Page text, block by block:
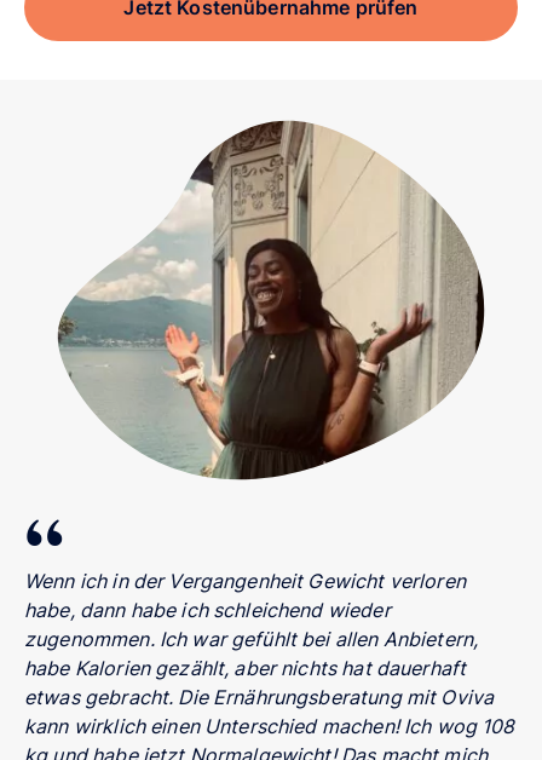
Jetzt Kostenübernahme prüfen
Wenn ich in der Vergangenheit Gewicht verloren
habe, dann habe ich schleichend wieder
zugenommen. Ich war gefühlt bei allen Anbietern,
habe Kalorien gezählt, aber nichts hat dauerhaft
etwas gebracht. Die Ernährungsberatung mit Oviva
kann wirklich einen Unterschied machen! Ich wog 108